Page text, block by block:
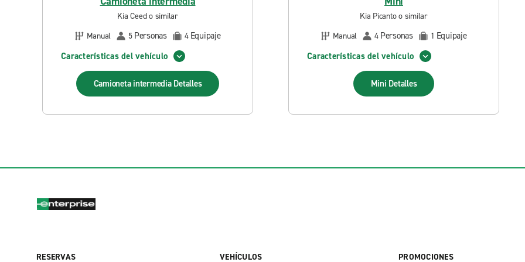
Kia Ceed o similar
Manual
5 Personas 4 Equipaje
Características del vehículo
Camioneta intermedia Detalles
Kia Picanto o similar
Manual
4 Personas 1 Equipaje
Características del vehículo
Mini Detalles
RESERVAS VEHÍCULOS PROMOCIONES